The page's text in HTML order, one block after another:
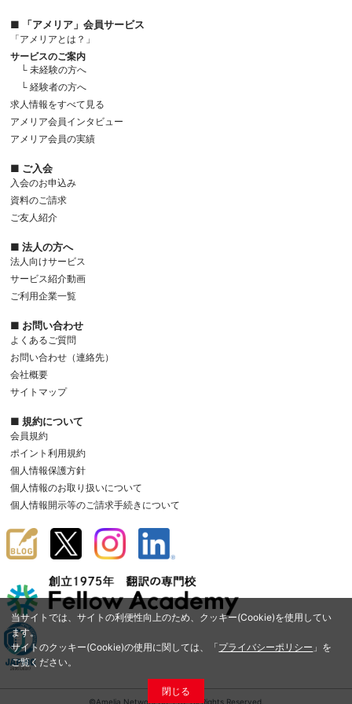
当サイトでは、サイトの利便性向上のため、クッキー(Cookie)を使用してい
ます。
サイトのクッキー(Cookie)の使用に関しては、「プライバシーポリシー 」を
ご覧ください。
閉じる
■ 「アメリア」会員サービス
「アメリアとは？」
サービスのご案内
└ 未経験の方へ
└ 経験者の方へ
求人情報をすべて見る
アメリア会員インタビュー
アメリア会員の実績
■ ご入会
入会のお申込み
資料のご請求
ご友人紹介
■ 法人の方へ
法人向けサービス
サービス紹介動画
ご利用企業一覧
■ お問い合わせ
よくあるご質問
お問い合わせ（連絡先）
会社概要
サイトマップ
■ 規約について
会員規約
ポイント利用規約
個人情報保護方針
個人情報のお取り扱いについて
個人情報開示等のご請求手続きについて
©Amelia Network Co.,Ltd. All Rights Reserved.